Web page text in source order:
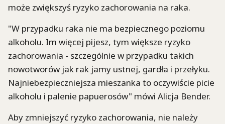
może zwiększyś ryzyko zachorowania na raka.
"W przypadku raka nie ma bezpiecznego poziomu
alkoholu. Im więcej pijesz, tym większe ryzyko
zachorowania - szczególnie w przypadku takich
nowotworów jak rak jamy ustnej, gardła i przełyku.
Najniebezpieczniejsza mieszanka to oczywiście picie
alkoholu i palenie papuerosów" mówi Alicja Bender.
Aby zmniejszyć ryzyko zachorowania, nie należy